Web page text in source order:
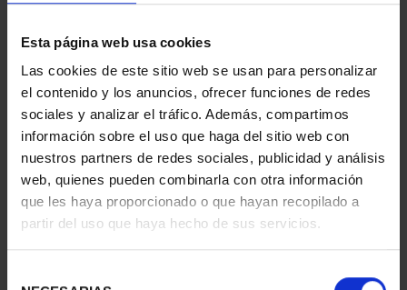
Esta página web usa cookies
Las cookies de este sitio web se usan para personalizar
el contenido y los anuncios, ofrecer funciones de redes
sociales y analizar el tráfico. Además, compartimos
información sobre el uso que haga del sitio web con
nuestros partners de redes sociales, publicidad y análisis
web, quienes pueden combinarla con otra información
que les haya proporcionado o que hayan recopilado a
partir del uso que haya hecho de sus servicios.
EQUIPO OLIMPICO
ESPAÑOL 2026 - 8
REALES
140,00 €
MARIA MOLINER (2025)
8 REALES
140,00 €